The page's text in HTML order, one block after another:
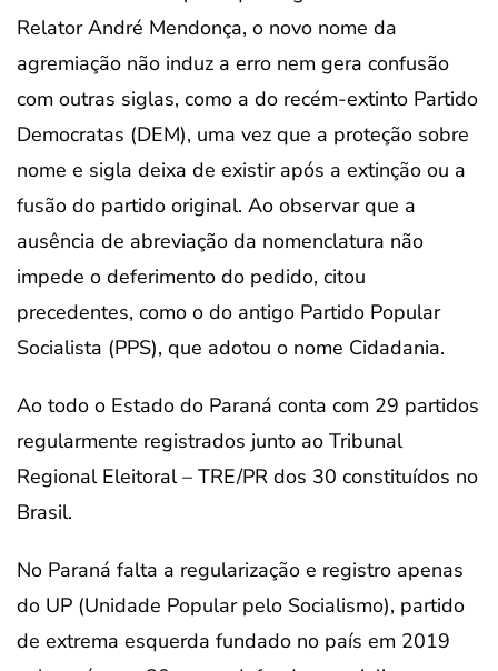
Relator André Mendonça, o novo nome da
agremiação não induz a erro nem gera confusão
com outras siglas, como a do recém-extinto Partido
Democratas (DEM), uma vez que a proteção sobre
nome e sigla deixa de existir após a extinção ou a
fusão do partido original. Ao observar que a
ausência de abreviação da nomenclatura não
impede o deferimento do pedido, citou
precedentes, como o do antigo Partido Popular
Socialista (PPS), que adotou o nome Cidadania.
Ao todo o Estado do Paraná conta com 29 partidos
regularmente registrados junto ao Tribunal
Regional Eleitoral – TRE/PR dos 30 constituídos no
Brasil.
No Paraná falta a regularização e registro apenas
do UP (Unidade Popular pelo Socialismo), partido
de extrema esquerda fundado no país em 2019